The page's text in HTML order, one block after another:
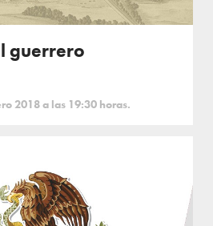
guerrero
2018 a las 19:30 horas.